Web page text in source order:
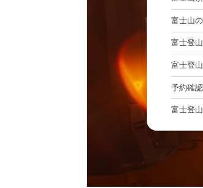
富士山
富士登
富士登
予約確
富士登